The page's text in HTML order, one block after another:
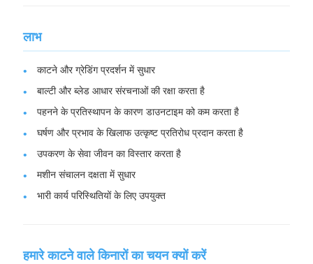
लाभ
काटने और ग्रेडिंग प्रदर्शन में सुधार
बाल्टी और ब्लेड आधार संरचनाओं की रक्षा करता है
पहनने के प्रतिस्थापन के कारण डाउनटाइम को कम करता है
घर्षण और प्रभाव के खिलाफ उत्कृष्ट प्रतिरोध प्रदान करता है
उपकरण के सेवा जीवन का विस्तार करता है
मशीन संचालन दक्षता में सुधार
भारी कार्य परिस्थितियों के लिए उपयुक्त
हमारे काटने वाले किनारों का चयन क्यों करें